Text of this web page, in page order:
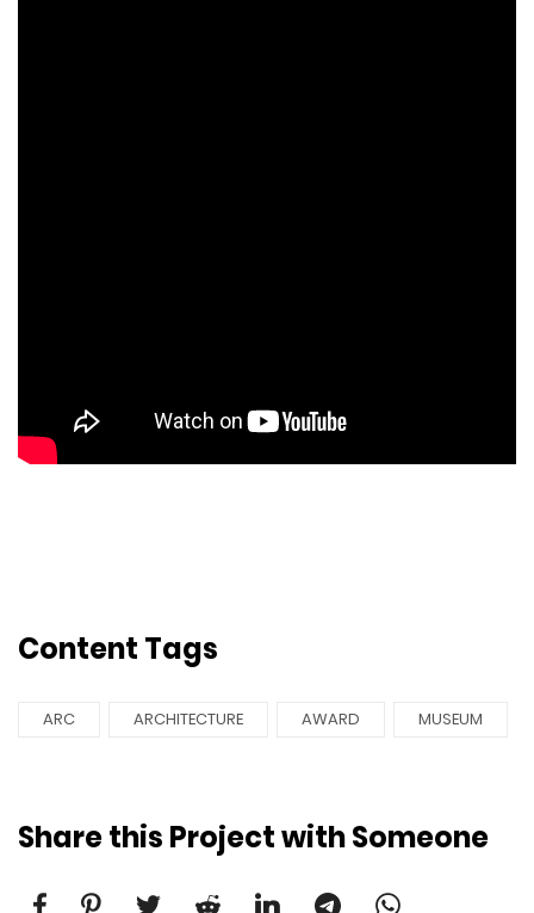
Content Tags
ARC ARCHITECTURE AWARD MUSEUM
Share this Project with Someone